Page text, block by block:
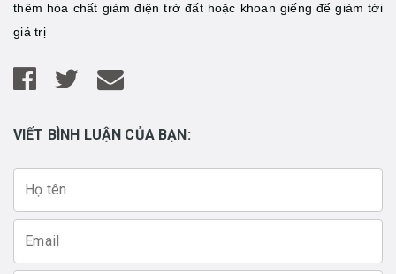
thêm hóa chất giảm điện trở đất hoặc khoan giếng để giảm tới
giá trị
VIẾT BÌNH LUẬN CỦA BẠN: